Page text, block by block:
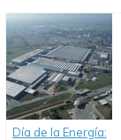
Día de la Energía: